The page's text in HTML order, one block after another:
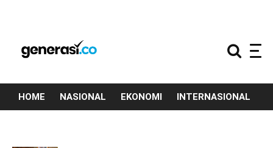
HOME NASIONAL EKONOMI INTERNASIONAL